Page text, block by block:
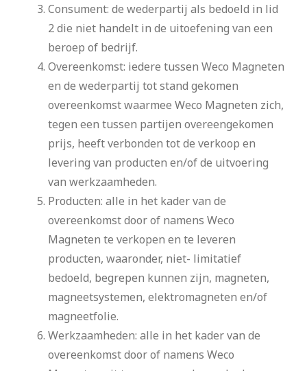
Consument: de wederpartij als bedoeld in lid
2 die niet handelt in de uitoefening van een
beroep of bedrijf.
Overeenkomst: iedere tussen Weco Magneten
en de wederpartij tot stand gekomen
overeenkomst waarmee Weco Magneten zich,
tegen een tussen partijen overeengekomen
prijs, heeft verbonden tot de verkoop en
levering van producten en/of de uitvoering
van werkzaamheden.
Producten: alle in het kader van de
overeenkomst door of namens Weco
Magneten te verkopen en te leveren
producten, waaronder, niet- limitatief
bedoeld, begrepen kunnen zijn, magneten,
magneetsystemen, elektromagneten en/of
magneetfolie.
Werkzaamheden: alle in het kader van de
overeenkomst door of namens Weco